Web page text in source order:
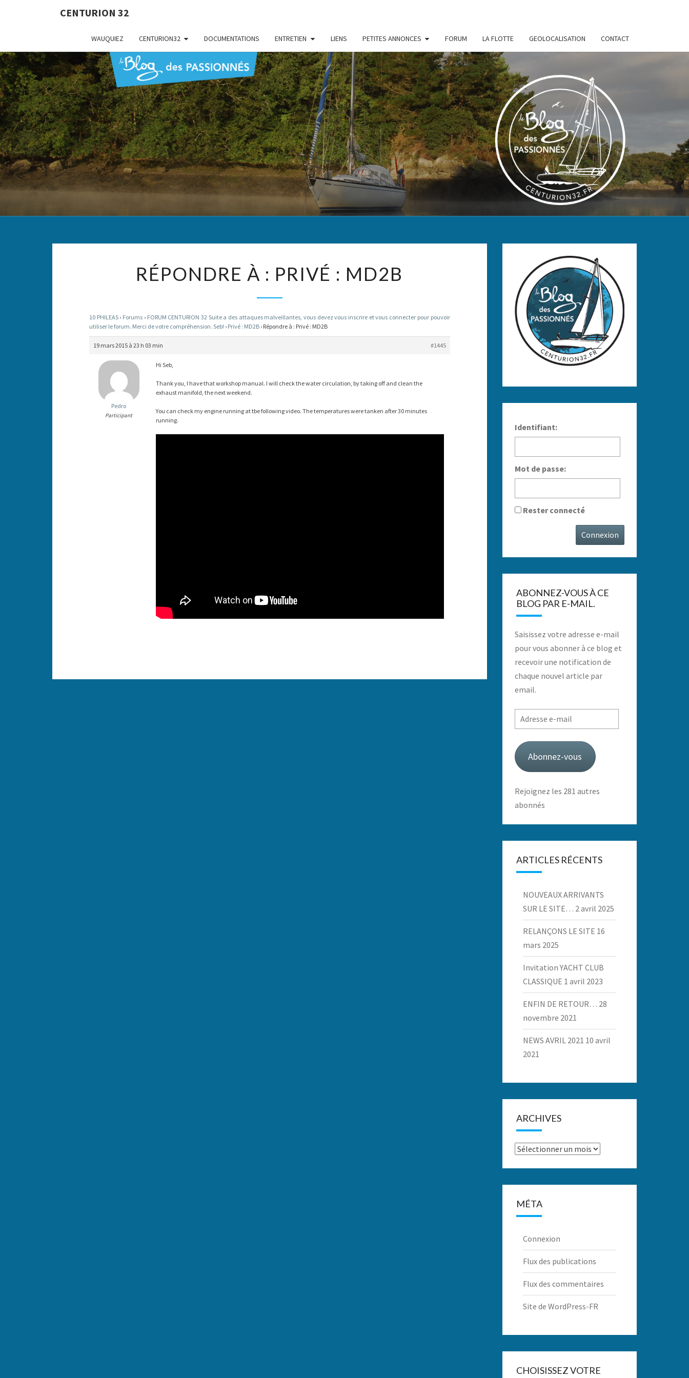
CENTURION 32
WAUQUIEZ CENTURION32 DOCUMENTATIONS ENTRETIEN LIENS PETITES ANNONCES FORUM LA FLOTTE GEOLOCALISATION CONTACT
CENTURION
32
Le Blog
Des
Passionnés
À :
RÉPONDRE À : PRIVÉ : MD2B
10 PHILEAS › Forums › FORUM CENTURION 32 Suite a des attaques malveillantes, vous devez vous inscrire et vous connecter pour pouvoir
utiliser le forum. Merci de votre compréhension. Seb! › Privé : MD2B › Répondre à : Privé : MD2B
19 mars 2015 à 23 h 03 min #1445
Pedro
Participant
Hi Seb,
Thank you, I have that workshop manual. I will check the water circulation, by taking off and clean the
exhaust manifold, the next weekend.
You can check my engine running at tbe following video. The temperatures were tanken after 30 minutes
running.
Identifiant:
Mot de passe:
Rester connecté
Connexion
ABONNEZ-VOUS À CE
BLOG PAR E-MAIL.
Saisissez votre adresse e-mail
pour vous abonner à ce blog et
recevoir une notification de
chaque nouvel article par
email.
Adresse
e-
mail
Abonnez-vous
Rejoignez les 281 autres
abonnés
ARTICLES RÉCENTS
NOUVEAUX ARRIVANTS
SUR LE SITE… 2 avril 2025
RELANÇONS LE SITE 16
mars 2025
Invitation YACHT CLUB
CLASSIQUE 1 avril 2023
ENFIN DE RETOUR… 28
novembre 2021
NEWS AVRIL 2021 10 avril
2021
ARCHIVES
Archives
MÉTA
Connexion
Flux des publications
Flux des commentaires
Site de WordPress-FR
CHOISISSEZ VOTRE